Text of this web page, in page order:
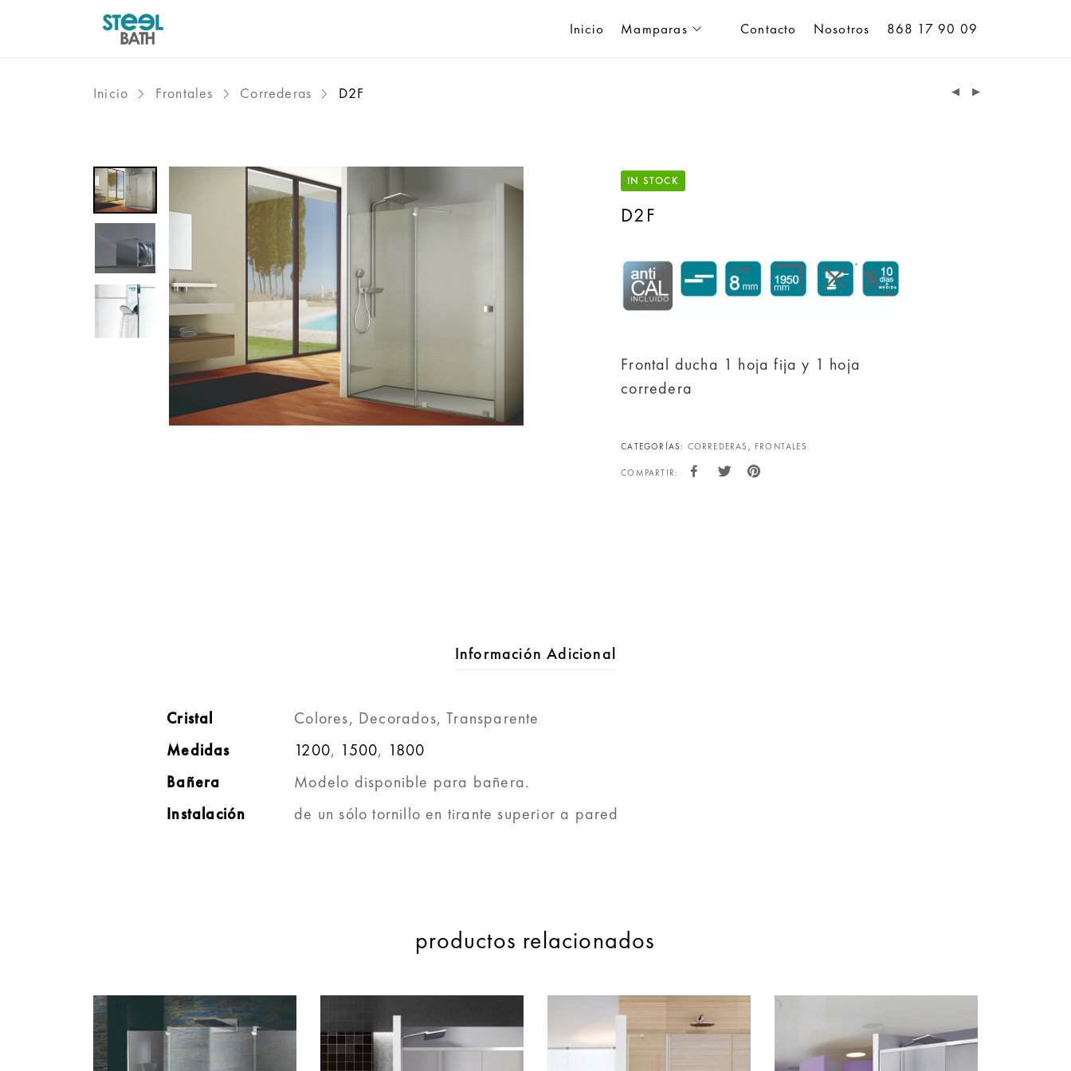
Inicio Mamparas Contacto Nosotros 868 17 90 09
Inicio Frontales Correderas D2F
IN STOCK
D2F
Frontal ducha 1 hoja fija y 1 hoja
corredera
CATEGORÍAS: CORREDERAS , FRONTALES
COMPARTIR:
Información Adicional
Cristal
Colores, Decorados, Transparente
Medidas
1200, 1500, 1800
Bañera
Modelo disponible para bañera.
Instalación
de un sólo tornillo en tirante superior a pared
productos relacionados